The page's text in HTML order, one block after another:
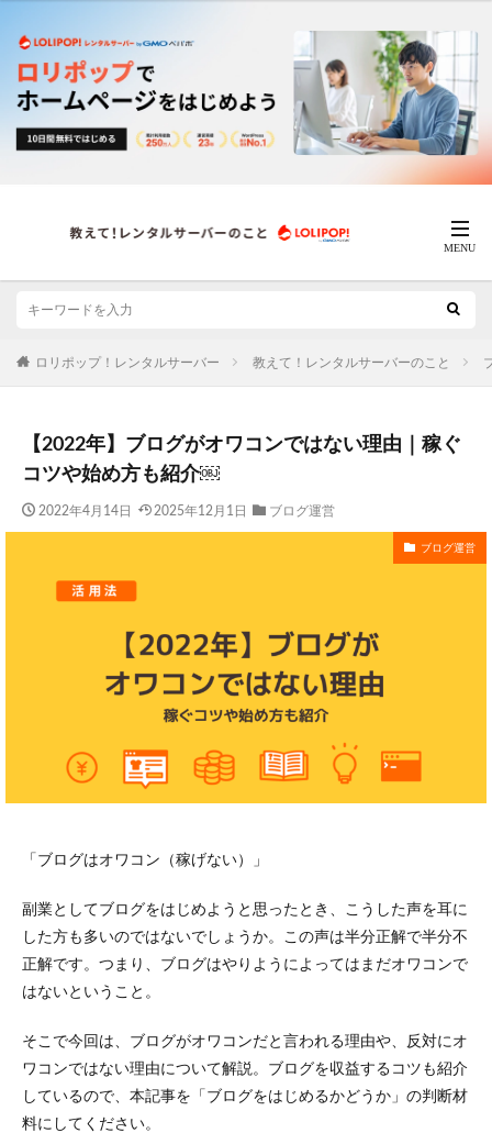
ロリポップ！レンタルサーバー 教えて！レンタルサーバーのこと
【2022年】ブログがオワコンではない理由｜稼ぐ
コツや始め方も紹介￼
2022年4月14日 2025年12月1日 ブログ運営
ブログ運営
「ブログはオワコン（稼げない）」
副業としてブログをはじめようと思ったとき、こうした声を耳に
した方も多いのではないでしょうか。この声は半分正解で半分不
正解です。つまり、ブログはやりようによってはまだオワコンで
はないということ。
そこで今回は、ブログがオワコンだと言われる理由や、反対にオ
ワコンではない理由について解説。ブログを収益するコツも紹介
しているので、本記事を「ブログをはじめるかどうか」の判断材
料にしてください。